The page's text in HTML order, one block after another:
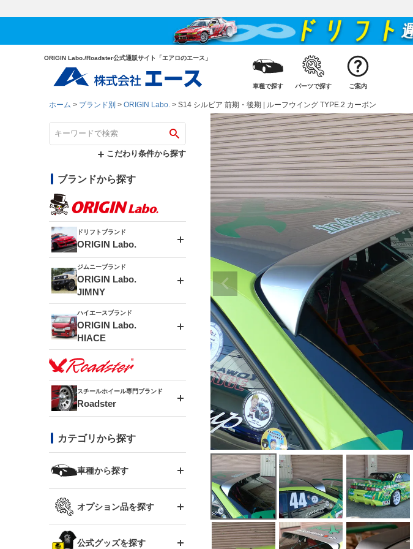
ORIGIN Labo./Roadster公式通販サイト「エアロのエース」
車種で探す パーツで探す ご案内
ホーム ブランド別 ORIGIN Labo. S14 シルビア 前期・後期 | ルーフウイング TYPE.2 カーボン
こだわり条件から探す
ブランドから探す
ドリフトブランド
ORIGIN Labo.
エアロシリーズ
ドリフトライン
風神(180SX)
雷神(S15)
龍神(チェイサー)
レーシングライン
アタックライン
ストリームライン
フロントフェンダー
リアフェンダー
ブラッシュフェンダー
コンバットアイ
GTウイング
リアウイング
ルーフウイング
ジムニーブランド
ORIGIN Labo.
JIMNY
アルミホイール
MUD-ZEUS
アルミホイール
MUD-SR7
MUD-S7
ボンネット
フェンダー
サイドパーツ
ハイエースブランド
ORIGIN Labo.
HIACE
エアロシリーズ
LUX MODEL SP
LUX MODEL
RUGGER MODEL
GROUND MODEL
オーバーフェンダー
リアウイング
スムージングバンパー
ワイパーガード
スチールホイール専門ブランド
Roadster
DAYTONA-RS
DAYTONA-RS NEO
まつど家 鉄漢
カテゴリから探す
車種から探す
トヨタ
スズキ
オプション品を探す
GTウイング用ラダー
公式グッズを探す